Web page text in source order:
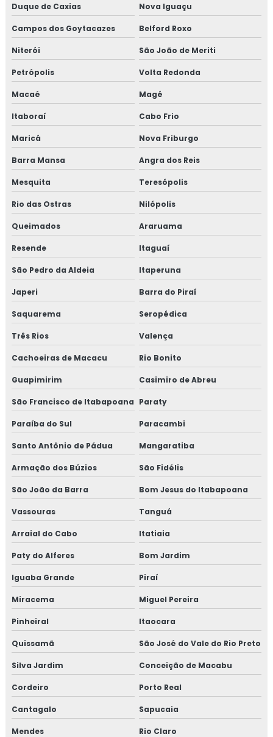
Análise de água microbiológica
Análise de água mineral
Análise de água de poço
Análise de água de poço artesiano
Análise de água potável
Análise de água subterrânea
Análise de água de torre de resfriamento
Análise de água tratada
Análise de ar
Análise de ar ambiente
Análise de ar ambiente climatizado
Análise de ar comprimido
Análise de ar interior
Análise de compactação do solo
Análise da qualidade do ar
Análise da qualidade do ar em ambientes climatizados
Análise da qualidade do ar comprimido
Análise da qualidade do ar interior
Análise do nível de ruído
Análise de efluentes industriais
Análise de efluentes líquidos
Análise de fertilidade do solo
Análise de fumaça
Análise de fumaça preta
Análise laboratório de água
Análise microbiológica de ar ambiente
Análise de opacidade
Duque de Caxias Nova Iguaçu
Campos dos Goytacazes Belford Roxo
Niterói São João de Meriti
Petrópolis Volta Redonda
Macaé Magé
Itaboraí Cabo Frio
Maricá Nova Friburgo
Barra Mansa Angra dos Reis
Mesquita Teresópolis
Rio das Ostras Nilópolis
Queimados Araruama
Resende Itaguaí
São Pedro da Aldeia Itaperuna
Japeri Barra do Piraí
Saquarema Seropédica
Três Rios Valença
Cachoeiras de Macacu Rio Bonito
Guapimirim Casimiro de Abreu
São Francisco de Itabapoana Paraty
Paraíba do Sul Paracambi
Santo Antônio de Pádua Mangaratiba
Armação dos Búzios São Fidélis
São João da Barra Bom Jesus do Itabapoana
Vassouras Tanguá
Arraial do Cabo Itatiaia
Paty do Alferes Bom Jardim
Iguaba Grande Piraí
Miracema Miguel Pereira
Pinheiral Itaocara
Quissamã São José do Vale do Rio Preto
Silva Jardim Conceição de Macabu
Cordeiro Porto Real
Cantagalo Sapucaia
Mendes Rio Claro